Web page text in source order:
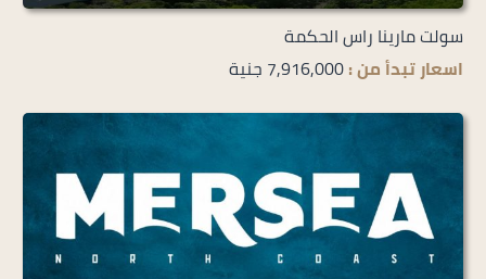
سولت مارينا راس الحكمة
اسعار تبدأ من :7,916,000 جنية